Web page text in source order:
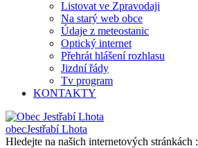
Listovat ve Zpravodaji
Na starý web obce
Údaje z meteostanic
Optický internet
Přehrát hlášení rozhlasu
Jizdní řády
Tv program
KONTAKTY
obecJestřabí Lhota
Hledejte na našich internetových stránkách :